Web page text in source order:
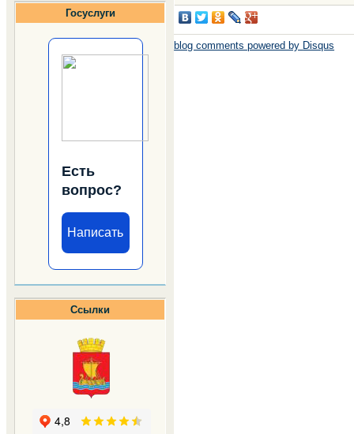
Госуслуги
Есть
вопрос?
Написать
Ссылки
blog comments powered by Disqus